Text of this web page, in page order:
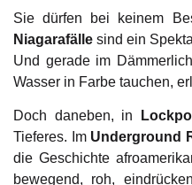
Sie dürfen bei keinem
Niagarafälle sind ein
Und gerade im
Wasser in Farbe tauchen,
Doch daneben, in
Tieferes. Im Underground
die Geschichte
bewegend, roh,